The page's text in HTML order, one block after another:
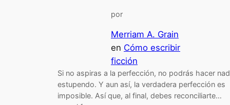
por
Merriam A. Grain
en Cómo escribir
ficción
Si no aspiras a la perfección, no podrás hacer
estupendo. Y aun así, la verdadera perfección es
imposible. Así que, al final, debes reconciliarte…